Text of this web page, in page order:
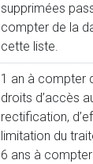
supprimées
compter de la
cette liste.
1 an à compter
droits d’accès
rectification,
limitation du
6 ans à